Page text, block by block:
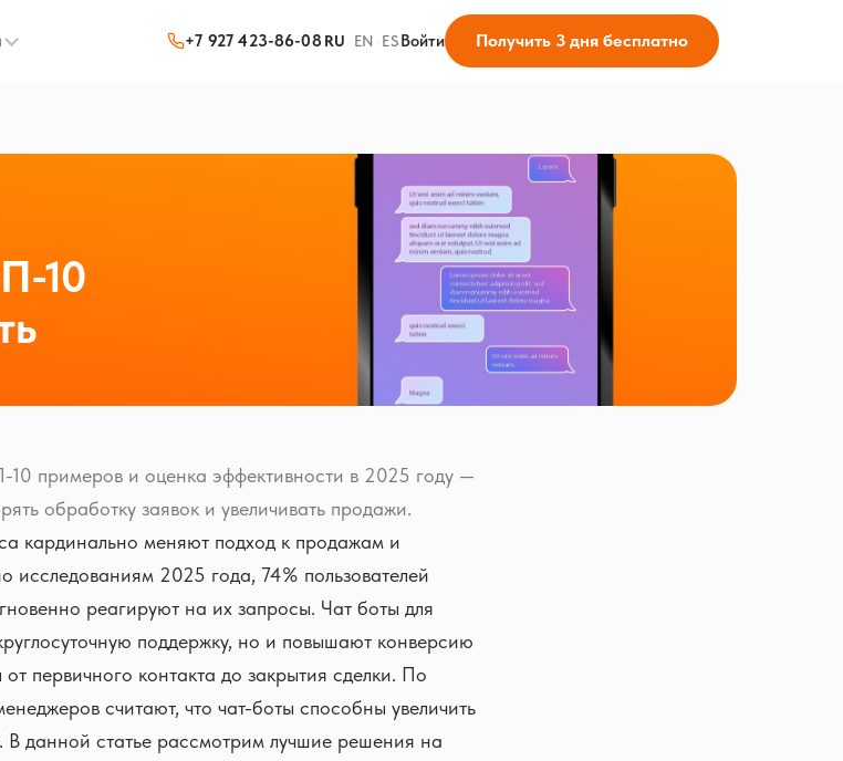
+7 927 423-86-08 RU · EN · ESВойти Получить 3 дня бесплатно
10
примеров и оценка эффективности в 2025 году —
обработку заявок и увеличивать продажи.
кардинально меняют подход к продажам и
исследованиям 2025 года, 74% пользователей
реагируют на их запросы. Чат боты для
поддержку, но и повышают конверсию
первичного контакта до закрытия сделки. По
считают, что чат-боты способны увеличить
данной статье рассмотрим лучшие решения на